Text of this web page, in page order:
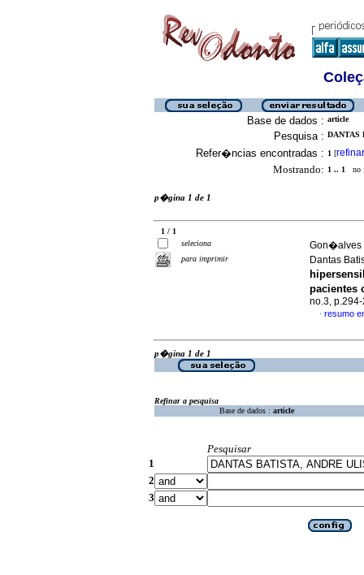
Base de dados : article
Pesquisa : DANTAS
Refer�ncias encontradas : 1 [refinar
Mostrando: 1 .. 1 no
p�gina 1 de 1
1 / 1
seleciona
para imprimir
Gon�alves
Dantas
pacientes
no.3,
· resumo
p�gina 1 de 1
Refinar a pesquisa
Base de dados : article
Pesquisar
1
2
3